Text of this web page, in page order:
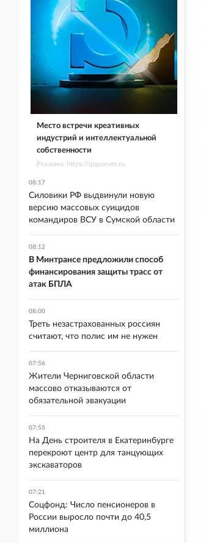
Место встречи креативных
индустрий и интеллектуальной
собственности
Реклама. https://ipquorum.ru
08:17
Силовики РФ выдвинули новую
версию массовых суицидов
командиров ВСУ в Сумской области
08:12
В Минтрансе предложили способ
финансирования защиты трасс от
атак БПЛА
08:00
Треть незастрахованных россиян
считают, что полис им не нужен
07:56
Жители Черниговской области
массово отказываются от
обязательной эвакуации
07:55
На День строителя в Екатеринбурге
перекроют центр для танцующих
экскаваторов
07:21
Соцфонд: Число пенсионеров в
России выросло почти до 40,5
миллиона